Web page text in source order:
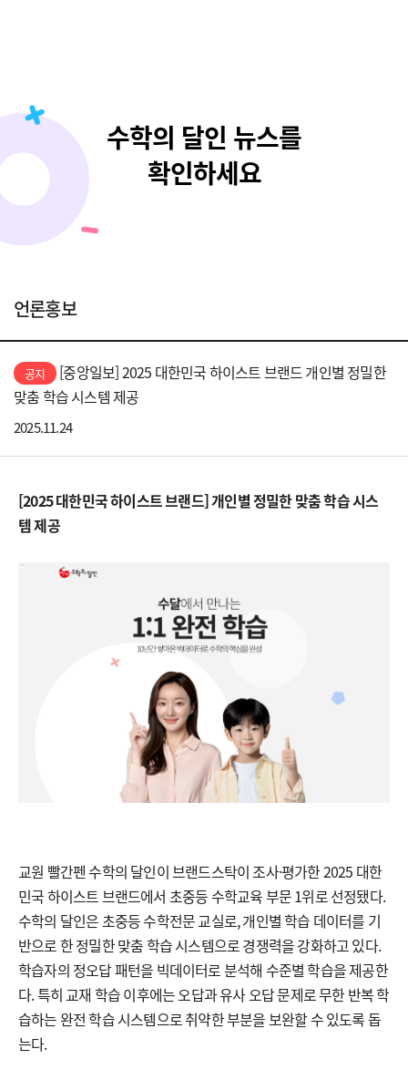
수학의 달인 뉴스를
확인하세요
언론홍보
공지
[중앙일보] 2025 대한민국 하이스트 브랜드 개인별 정밀한
맞춤 학습 시스템 제공
2025.11.24
[2025 대한민국 하이스트 브랜드] 개인별 정밀한 맞춤 학습 시스
템 제공
교원 빨간펜 수학의 달인이 브랜드스탁이 조사·평가한 2025 대한
민국 하이스트 브랜드에서 초중등 수학교육 부문 1위로 선정됐다.
수학의 달인은 초중등 수학전문 교실로, 개인별 학습 데이터를 기
반으로 한 정밀한 맞춤 학습 시스템으로 경쟁력을 강화하고 있다.
학습자의 정오답 패턴을 빅데이터로 분석해 수준별 학습을 제공한
다. 특히 교재 학습 이후에는 오답과 유사 오답 문제로 무한 반복 학
습하는 완전 학습 시스템으로 취약한 부분을 보완할 수 있도록 돕
는다.